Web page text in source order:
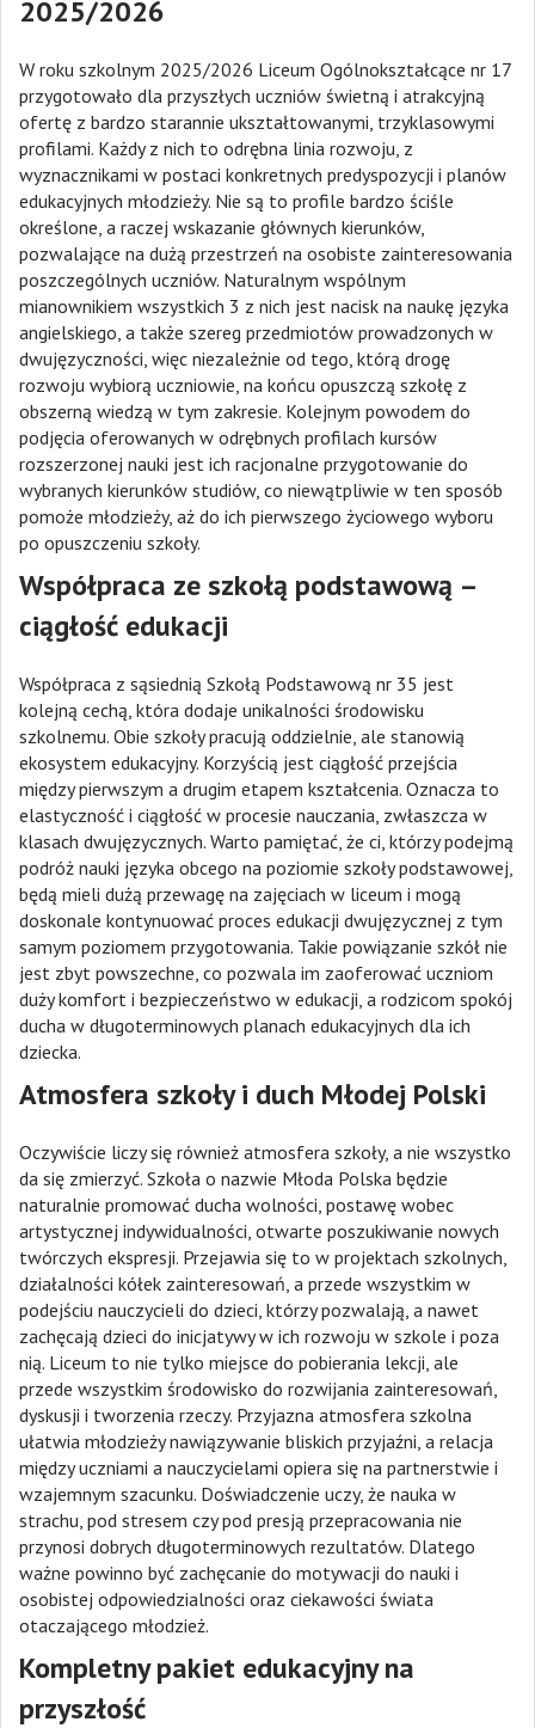
2025/2026
W roku szkolnym 2025/2026 Liceum Ogólnokształcące nr 17
przygotowało dla przyszłych uczniów świetną i atrakcyjną
ofertę z bardzo starannie ukształtowanymi, trzyklasowymi
profilami. Każdy z nich to odrębna linia rozwoju, z
wyznacznikami w postaci konkretnych predyspozycji i planów
edukacyjnych młodzieży. Nie są to profile bardzo ściśle
określone, a raczej wskazanie głównych kierunków,
pozwalające na dużą przestrzeń na osobiste zainteresowania
poszczególnych uczniów. Naturalnym wspólnym
mianownikiem wszystkich 3 z nich jest nacisk na naukę języka
angielskiego, a także szereg przedmiotów prowadzonych w
dwujęzyczności, więc niezależnie od tego, którą drogę
rozwoju wybiorą uczniowie, na końcu opuszczą szkołę z
obszerną wiedzą w tym zakresie. Kolejnym powodem do
podjęcia oferowanych w odrębnych profilach kursów
rozszerzonej nauki jest ich racjonalne przygotowanie do
wybranych kierunków studiów, co niewątpliwie w ten sposób
pomoże młodzieży, aż do ich pierwszego życiowego wyboru
po opuszczeniu szkoły.
Współpraca ze szkołą podstawową –
ciągłość edukacji
Współpraca z sąsiednią Szkołą Podstawową nr 35 jest
kolejną cechą, która dodaje unikalności środowisku
szkolnemu. Obie szkoły pracują oddzielnie, ale stanowią
ekosystem edukacyjny. Korzyścią jest ciągłość przejścia
między pierwszym a drugim etapem kształcenia. Oznacza to
elastyczność i ciągłość w procesie nauczania, zwłaszcza w
klasach dwujęzycznych. Warto pamiętać, że ci, którzy podejmą
podróż nauki języka obcego na poziomie szkoły podstawowej,
będą mieli dużą przewagę na zajęciach w liceum i mogą
doskonale kontynuować proces edukacji dwujęzycznej z tym
samym poziomem przygotowania. Takie powiązanie szkół nie
jest zbyt powszechne, co pozwala im zaoferować uczniom
duży komfort i bezpieczeństwo w edukacji, a rodzicom spokój
ducha w długoterminowych planach edukacyjnych dla ich
dziecka.
Atmosfera szkoły i duch Młodej Polski
Oczywiście liczy się również atmosfera szkoły, a nie wszystko
da się zmierzyć. Szkoła o nazwie Młoda Polska będzie
naturalnie promować ducha wolności, postawę wobec
artystycznej indywidualności, otwarte poszukiwanie nowych
twórczych ekspresji. Przejawia się to w projektach szkolnych,
działalności kółek zainteresowań, a przede wszystkim w
podejściu nauczycieli do dzieci, którzy pozwalają, a nawet
zachęcają dzieci do inicjatywy w ich rozwoju w szkole i poza
nią. Liceum to nie tylko miejsce do pobierania lekcji, ale
przede wszystkim środowisko do rozwijania zainteresowań,
dyskusji i tworzenia rzeczy. Przyjazna atmosfera szkolna
ułatwia młodzieży nawiązywanie bliskich przyjaźni, a relacja
między uczniami a nauczycielami opiera się na partnerstwie i
wzajemnym szacunku. Doświadczenie uczy, że nauka w
strachu, pod stresem czy pod presją przepracowania nie
przynosi dobrych długoterminowych rezultatów. Dlatego
ważne powinno być zachęcanie do motywacji do nauki i
osobistej odpowiedzialności oraz ciekawości świata
otaczającego młodzież.
Kompletny pakiet edukacyjny na
przyszłość